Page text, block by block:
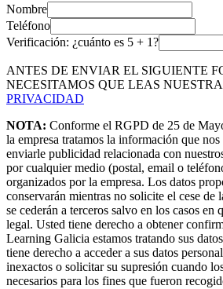
Nombre
Teléfono
Verificación: ¿cuánto es 5 + 1?
ANTES DE ENVIAR EL SIGUIENTE
NECESITAMOS QUE LEAS NUESTRA
PRIVACIDAD
NOTA: Conforme el RGPD de 25 de
la empresa tratamos la información que
enviarle publicidad relacionada con
por cualquier medio (postal, email o
organizados por la empresa. Los datos
conservarán mientras no solicite el cese de
se cederán a terceros salvo en los casos en
legal. Usted tiene derecho a obtener
Learning Galicia estamos tratando sus
tiene derecho a acceder a sus datos
inexactos o solicitar su supresión cuando
necesarios para los fines que fueron